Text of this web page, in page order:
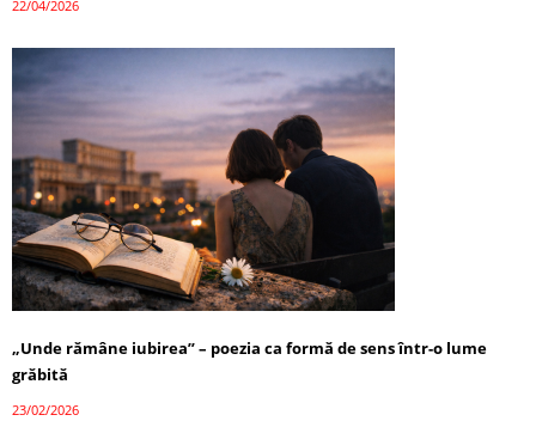
22/04/2026
„Unde rămâne iubirea” – poezia ca formă de sens într-o lume
grăbită
23/02/2026